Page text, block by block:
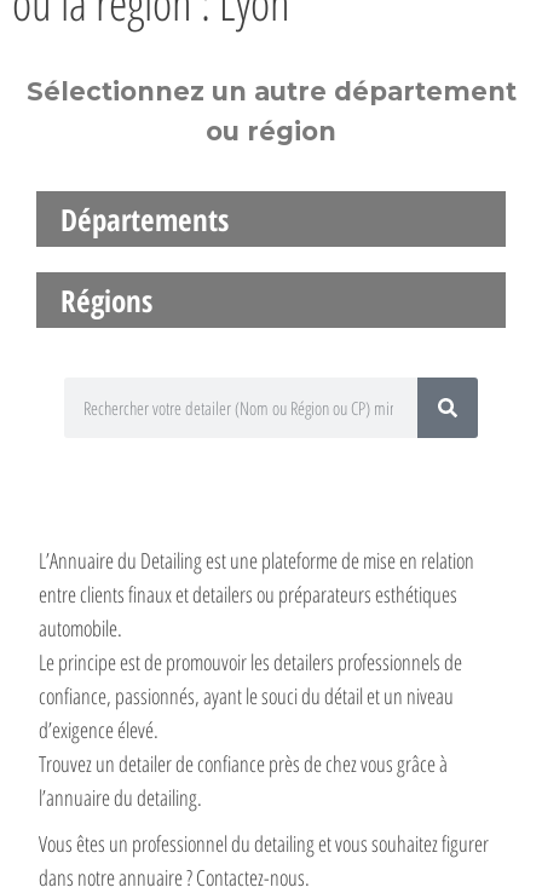
Sélectionnez un autre département
ou région
Départements
Régions
L’Annuaire du Detailing est une plateforme de mise en relation
entre clients finaux et detailers ou préparateurs esthétiques
automobile.
Le principe est de promouvoir les detailers professionnels de
confiance, passionnés, ayant le souci du détail et un niveau
d’exigence élevé.
Trouvez un detailer de confiance près de chez vous grâce à
l’annuaire du detailing.
Vous êtes un professionnel du detailing et vous souhaitez figurer
dans notre annuaire ? Contactez-nous.